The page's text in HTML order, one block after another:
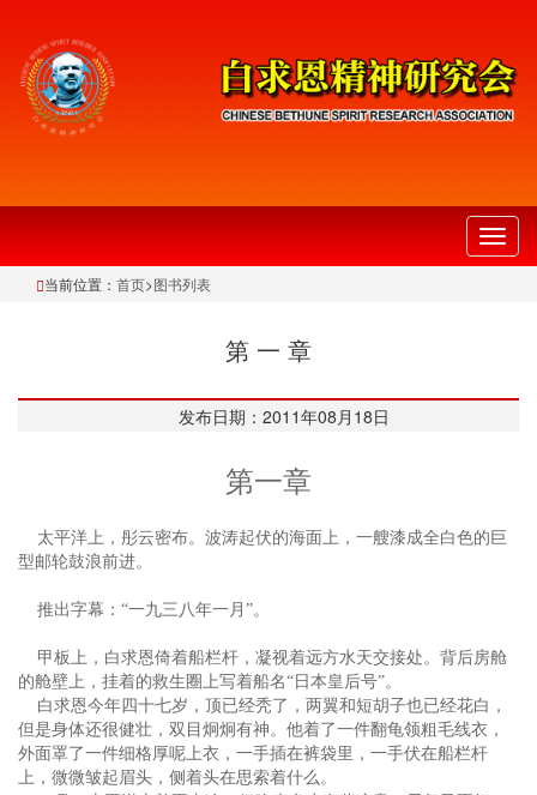
切
换
当前位置： 首页>图书列表
第 一 章
发布日期：2011年08月18日
第一章
太平洋上，彤云密布。波涛起伏的海面上，一艘漆成全白色的巨
型邮轮鼓浪前进。
推出字幕：“一九三八年一月”。
甲板上，白求恩倚着船栏杆，凝视着远方水天交接处。背后房舱
的舱壁上，挂着的救生圈上写着船名“日本皇后号”。
白求恩今年四十七岁，顶已经秃了，两翼和短胡子也已经花白，
但是身体还很健壮，双目炯炯有神。他着了一件翻龟领粗毛线衣，
外面罩了一件细格厚呢上衣，一手插在裤袋里，一手伏在船栏杆
上，微微皱起眉头，侧着头在思索着什么。